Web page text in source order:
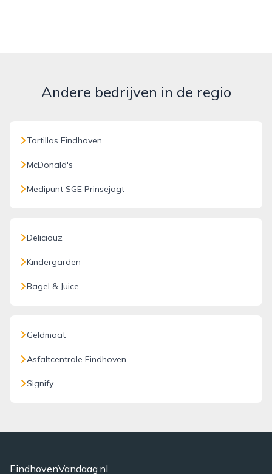
Andere bedrijven in de regio
Tortillas Eindhoven
McDonald's
Medipunt SGE Prinsejagt
Deliciouz
Kindergarden
Bagel & Juice
Geldmaat
Asfaltcentrale Eindhoven
Signify
EindhovenVandaag.nl